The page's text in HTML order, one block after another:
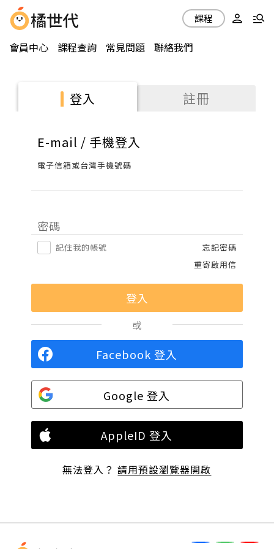
會員中心 課程查詢 常見問題 聯絡我們
課程
登入 註冊
E-mail / 手機登入
電子信箱或台灣手機號碼
密碼
記住我的帳號
忘記密碼
重寄啟用信
或
Facebook 登入
Google 登入
AppleID 登入
無法登入？請用預設瀏覽器開啟